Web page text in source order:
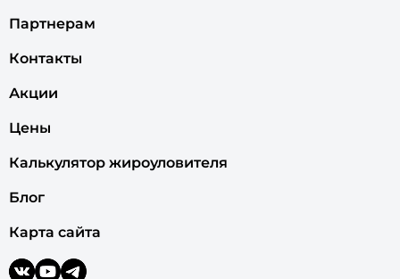
Партнерам
Контакты
Акции
Цены
Калькулятор жироуловителя
Блог
Карта сайта